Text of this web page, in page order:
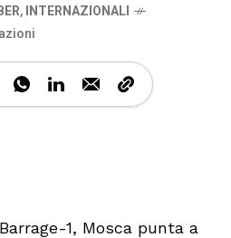
,INTERNAZIONALI
1, Mosca punta a